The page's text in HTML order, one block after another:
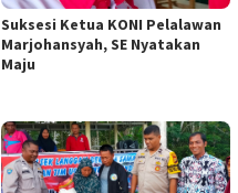
Suksesi Ketua KONI Pelalawan
Marjohansyah, SE Nyatakan
Maju